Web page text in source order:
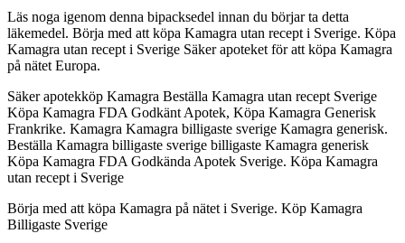
Läs noga igenom denna bipacksedel innan du börjar ta detta
läkemedel. Börja med att köpa Kamagra utan recept i Sverige. Köpa
Kamagra utan recept i Sverige Säker apoteket för att köpa Kamagra
på nätet Europa.
Säker apotekköp Kamagra Beställa Kamagra utan recept Sverige
Köpa Kamagra FDA Godkänt Apotek, Köpa Kamagra Generisk
Frankrike. Kamagra Kamagra billigaste sverige Kamagra generisk.
Beställa Kamagra billigaste sverige billigaste Kamagra generisk
Köpa Kamagra FDA Godkända Apotek Sverige. Köpa Kamagra
utan recept i Sverige
Börja med att köpa Kamagra på nätet i Sverige. Köp Kamagra
Billigaste Sverige